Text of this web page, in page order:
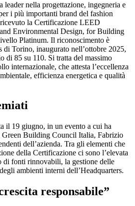
leader nella progettazione, ingegneria e
i più importanti brand del fashion
la Certificazione LEED
Environmental Design, for Building
Platinum. Il riconoscimento è
di Torino, inaugurato nell’ottobre 2025,
di 85 su 110. Si tratta del massimo
internazionale, che attesta l’eccellenza
efficienza energetica e qualità
il 19 giugno, in un evento a cui ha
Green Building Council Italia, Fabrizio
dell’azienda. Tra gli elementi che
della Certificazione ci sono l’elevata
di fonti rinnovabili, la gestione delle
ambienti interni dell’Headquarters.
responsabile”